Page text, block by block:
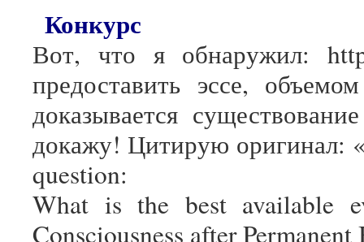
Конкурс
Вот, что я обнаружил:
предоставить эссе,
доказывается
докажу! Цитирую оригинал:
question:
What is the best available
Consciousness after